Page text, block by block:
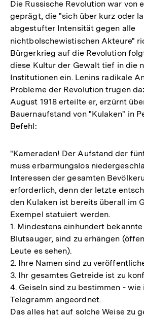
Die Russische Revolution war von
geprägt, die "sich über kurz oder
abgestufter Intensität gegen alle
nichtbolschewistischen Akteure"
Bürgerkrieg auf die Revolution
diese Kultur der Gewalt tief in die
Institutionen ein. Lenins radikale
Probleme der Revolution trugen
August 1918 erteilte er, erzürnt
Bauernaufstand von "Kulaken" in
Befehl:
"Kameraden! Der Aufstand der
muss erbarmungslos
Interessen der gesamten
erforderlich, denn der letzte
den Kulaken ist bereits überall im
Exempel statuiert werden.
1. Mindestens einhundert
Blutsauger, sind zu erhängen
Leute es sehen).
2. Ihre Namen sind zu
3. Ihr gesamtes Getreide ist zu
4. Geiseln sind zu bestimmen -
Telegramm angeordnet.
Das alles hat auf solche Weise zu